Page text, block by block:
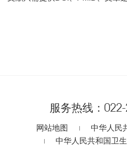
服务热线：
网站地图
中华人民
中华人民共和国卫